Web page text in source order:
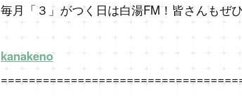
毎月「３」がつく日は白湯FM！皆さんもぜ
kanakeno